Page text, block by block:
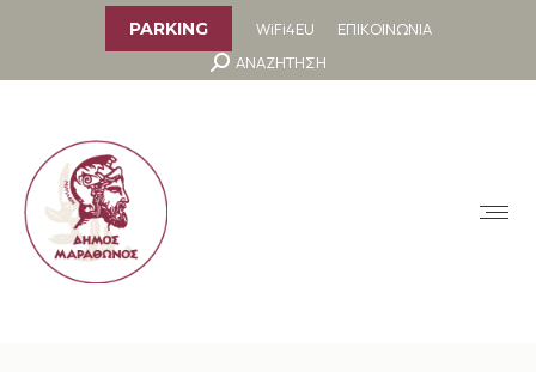
PARKING WiFi4EU
ΕΠΙΚΟΙΝΩΝΙΑ
Search:
ΑΝΑΖΗΤΗΣΗ